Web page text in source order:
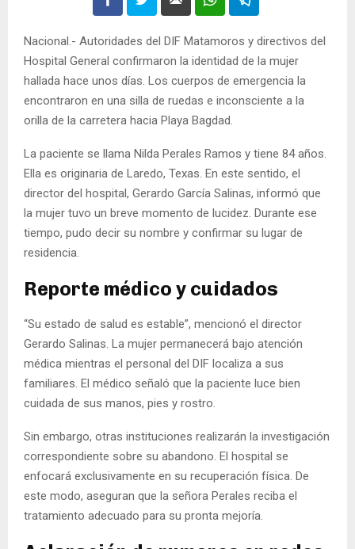
Nacional.- Autoridades del DIF Matamoros y directivos del
Hospital General confirmaron la identidad de la mujer
hallada hace unos días. Los cuerpos de emergencia la
encontraron en una silla de ruedas e inconsciente a la
orilla de la carretera hacia Playa Bagdad.
La paciente se llama Nilda Perales Ramos y tiene 84 años.
Ella es originaria de Laredo, Texas. En este sentido, el
director del hospital, Gerardo García Salinas, informó que
la mujer tuvo un breve momento de lucidez. Durante ese
tiempo, pudo decir su nombre y confirmar su lugar de
residencia.
Reporte médico y cuidados
“Su estado de salud es estable”, mencionó el director
Gerardo Salinas. La mujer permanecerá bajo atención
médica mientras el personal del DIF localiza a sus
familiares. El médico señaló que la paciente luce bien
cuidada de sus manos, pies y rostro.
Sin embargo, otras instituciones realizarán la investigación
correspondiente sobre su abandono. El hospital se
enfocará exclusivamente en su recuperación física. De
este modo, aseguran que la señora Perales reciba el
tratamiento adecuado para su pronta mejoría.